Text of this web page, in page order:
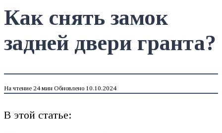
Как снять замок
задней двери гранта?
На чтение 24 мин Обновлено 10.10.2024
В этой статье: